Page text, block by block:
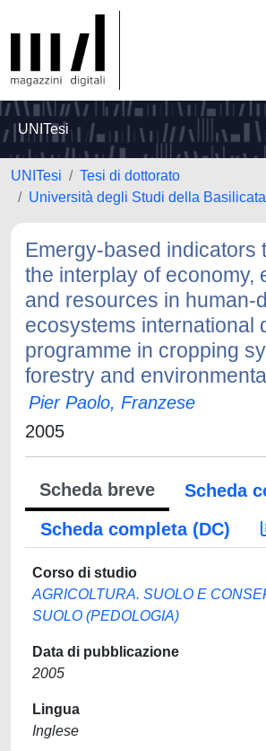
UNITesi
UNITesi
Tesi di dottorato
Università degli Studi della Basilicata
Emergy-based indicators
the interplay of economy,
and resources in human-
ecosystems international
programme in cropping
forestry and
Pier Paolo, Franzese
2005
Scheda breve
Scheda
Scheda completa (DC)
Corso di studio
AGRICOLTURA. SUOLO E
SUOLO (PEDOLOGIA)
Data di pubblicazione
2005
Lingua
Inglese